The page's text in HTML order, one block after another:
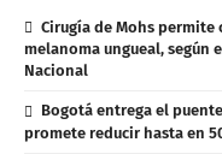
Cirugía de Mohs permite
melanoma ungueal,
Nacional
Bogotá entrega el
promete reducir hasta en